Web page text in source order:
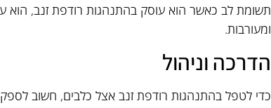
תשומת לב כאשר הוא עוסק בהתנהגות רודפת זנב, הוא
ומעורבות.
הדרכה וניהול
כדי לטפל בהתנהגות רודפת זנב אצל כלבים, חשוב לספק